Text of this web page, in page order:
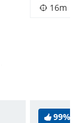
16m
99%